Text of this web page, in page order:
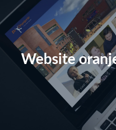
Website